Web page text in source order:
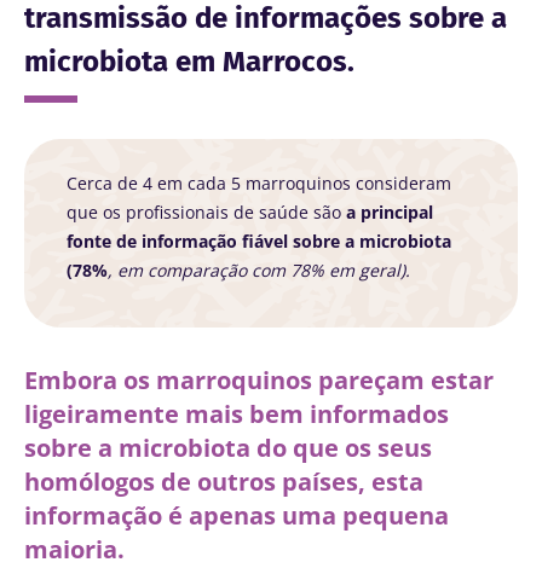
transmissão de informações sobre a
microbiota em Marrocos.
Cerca de 4 em cada 5 marroquinos consideram
que os profissionais de saúde são a principal
fonte de informação fiável sobre a microbiota
(78%, em comparação com 78% em geral).
Embora os marroquinos pareçam estar
ligeiramente mais bem informados
sobre a microbiota do que os seus
homólogos de outros países, esta
informação é apenas uma pequena
maioria.